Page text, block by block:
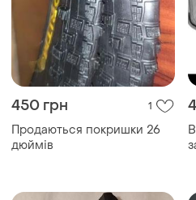
450 грн 1
Продаються покришки 26
дюймів